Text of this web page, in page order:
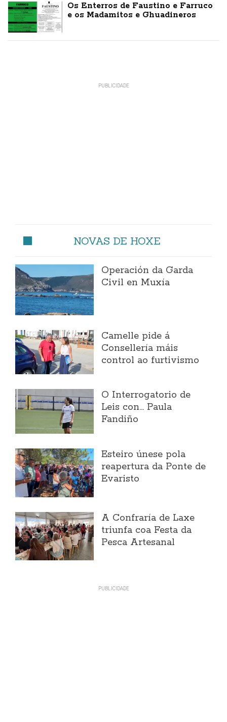
Os Enterros de Faustino e Farruco
e os Madamitos e Ghuadineros
NOVAS DE HOXE
Operación da Garda
Civil en Muxía
Camelle pide á
Consellería máis
control ao furtivismo
O Interrogatorio de
Leis con... Paula
Fandiño
Esteiro únese pola
reapertura da Ponte de
Evaristo
A Confraría de Laxe
triunfa coa Festa da
Pesca Artesanal